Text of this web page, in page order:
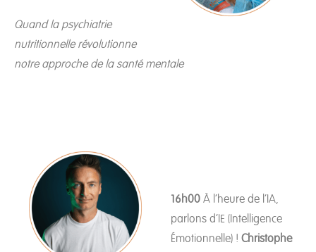
Quand la psychiatrie
nutritionnelle révolutionne
notre approche de la santé mentale
16h00 À l’heure de l’IA,
parlons d’IE (Intelligence
Émotionnelle) ! Christophe